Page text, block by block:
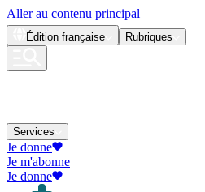
Aller au contenu principal
Édition française Rubriques
Services
Je donne
Je m'abonne
Je donne